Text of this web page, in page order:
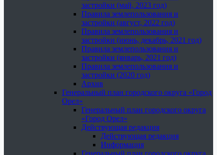
застройки (май, 2023 год)
Правила землепользования и
застройки (август, 2022 год)
Правила землепользования и
застройки (июнь, декабрь, 2021 год)
Правила землепользования и
застройки (январь, 2021 год)
Правила землепользования и
застройки (2020 год)
Архив
Генеральный план городского округа «Город
Орел»
Генеральный план городского округа
«Город Орел»
Действующая редакция
Действующая редакция
Информация
Генеральный план городского округа